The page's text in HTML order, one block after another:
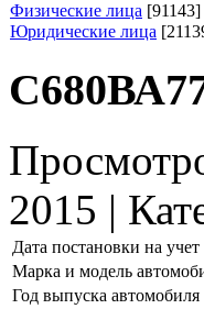
Физические лица [91143]
Юридические лица
2015 |
Дата постановки на учет
Марка и модель
Год выпуска автомобиля